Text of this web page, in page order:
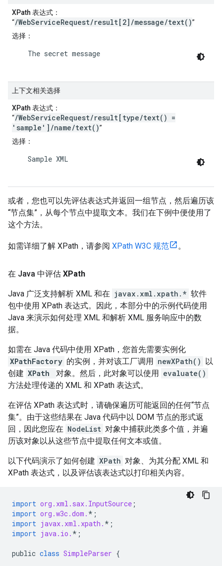
XPath 表达式 ：
“/WebServiceRequest/result[2]/message/text()”
选择 ：
    The secret message
上下文相关选择
XPath 表达式 ：
“/WebServiceRequest/result[type/text() =
'sample']/name/text()”
选择 ：
    Sample XML
或者，您也可以先评估表达式并返回一组节点，然后遍历该
“节点集”，从每个节点中提取文本。我们在下例中便使用了
这个方法。
如需详细了解 XPath，请参阅 XPath W3C 规范 。
在 Java 中评估 XPath
Java 广泛支持解析 XML 和在 javax.xml.xpath.* 软件
包中使用 XPath 表达式。因此，本部分中的示例代码使用
Java 来演示如何处理 XML 和解析 XML 服务响应中的数
据。
如需在 Java 代码中使用 XPath，您首先需要实例化
XPathFactory 的实例，并对该工厂调用 newXPath() 以
创建 XPath 对象。然后，此对象可以使用 evaluate()
方法处理传递的 XML 和 XPath 表达式。
在评估 XPath 表达式时，请确保遍历可能返回的任何“节点
集”。由于这些结果在 Java 代码中以 DOM 节点的形式返
回，因此您应在 NodeList 对象中捕获此类多个值，并遍
历该对象以从这些节点中提取任何文本或值。
以下代码演示了如何创建 XPath 对象、为其分配 XML 和
XPath 表达式，以及评估该表达式以打印相关内容。
import org.xml.sax.InputSource ;
import org.w3c.dom. * ;
import javax.xml.xpath. * ;
import java.io. * ;
public class SimpleParser {